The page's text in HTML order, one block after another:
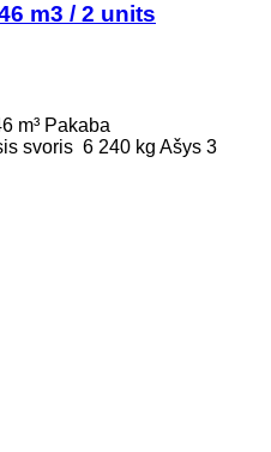
m3 / 2 units
m³ Pakaba
svoris 6 240 kg Ašys 3